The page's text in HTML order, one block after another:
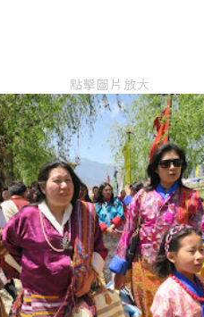
點擊圖片放大